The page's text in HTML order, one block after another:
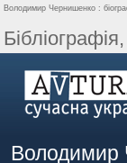
Володимир Чернишенко :
Володимир